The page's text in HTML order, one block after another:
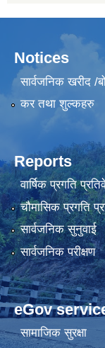
Notices
सार्वजनिक खरीद /
कर तथा शुल्कहरु
Reports
वार्षिक प्रगति
चौमासिक प्रगति
सार्वजनिक सुनुवाई
सार्वजनिक परीक्षण
eGov
सामाजिक सुरक्षा